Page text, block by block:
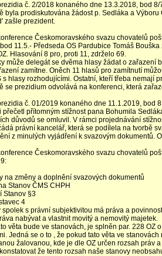
č. 2/2018 konaného dne 13.3.2018, bod 8/
byla prodiskutována žádost p. Sedláka a
zašle prezident.
Českomoravského svazu chovatelů
11.5.- Předseda OS Pardubice Tomáš
Hlasování 8 pro, proti 11, zdrželo 69.
může delegát se dvěma hlasy žádat o zařazení
zamítne. Oněch 11 hlasů pro zamítnutí
s hlasy rozhodujícími. Ostatní, kteří třeba nemají
se prezidium odvolává na konferenci, která
č. 01/2019 konaného dne 11.1.2019, bod
přečetl přítomným stížnost pana Bohumila
důvodů se omluvil. V rámci projednávání
právní kancelář, která se podílela na tvorbě
z minulých vyjádření k svazovým dokumentů.
Českomoravského svazu chovatelů
na změny a doplnění svazových dokumentů
Stanov ČMS CHPH
Stanov §3
4
spolek s právní subjektivitou má práva a
nabývat a vlastnit movitý a nemovitý majetek.
věta bude ve stanovách, je splněn par. 228 OZ
Jedná se o to , že pokud tato věta ve
žalovanou, kde je dle OZ určen rozsah práv
že tento rozsah naše stanovy